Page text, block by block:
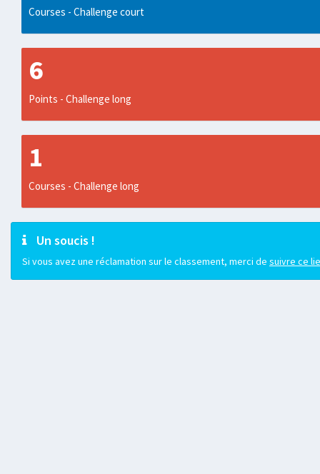
Courses - Challenge court
6
Points - Challenge long
1
Courses - Challenge long
Un soucis !
Si vous avez une réclamation sur le classement, merci de suivre ce